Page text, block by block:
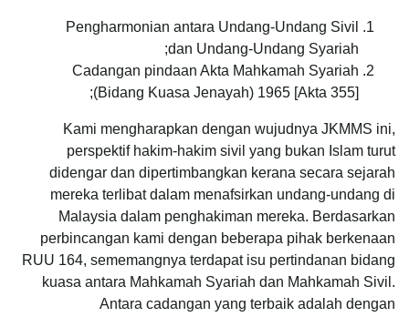
Pengharmonian antara Undang-Undang Sivil
dan Undang-Undang Syariah;
Cadangan pindaan Akta Mahkamah Syariah
(Bidang Kuasa Jenayah) 1965 [Akta 355];
Kami mengharapkan dengan wujudnya JKMMS ini,
perspektif hakim-hakim sivil yang bukan Islam turut
didengar dan dipertimbangkan kerana secara sejarah
mereka terlibat dalam menafsirkan undang-undang di
Malaysia dalam penghakiman mereka. Berdasarkan
perbincangan kami dengan beberapa pihak berkenaan
RUU 164, sememangnya terdapat isu pertindanan bidang
kuasa antara Mahkamah Syariah dan Mahkamah Sivil.
Antara cadangan yang terbaik adalah dengan